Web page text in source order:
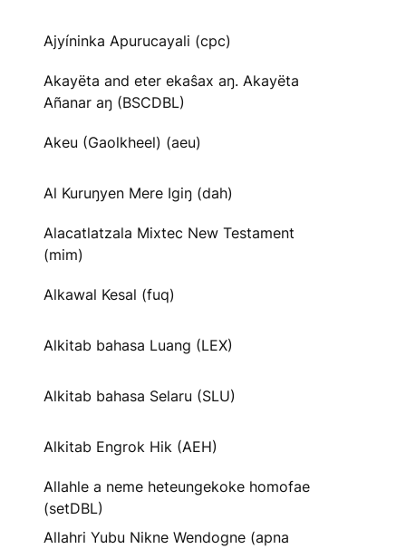
Ajyíninka Apurucayali (cpc)
Akayëta and eter ekaŝax aŋ. Akayëta
Añanar aŋ (BSCDBL)
Akeu (Gaolkheel) (aeu)
Al Kuruŋyen Mere Igiŋ (dah)
Alacatlatzala Mixtec New Testament
(mim)
Alkawal Kesal (fuq)
Alkitab bahasa Luang (LEX)
Alkitab bahasa Selaru (SLU)
Alkitab Engrok Hik (AEH)
Allahle a neme heteungekoke homofae
(setDBL)
Allahri Yubu Nikne Wendogne (apna